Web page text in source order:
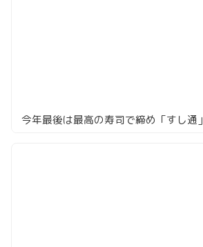
今年最後は最高の寿司で締め「すし通」